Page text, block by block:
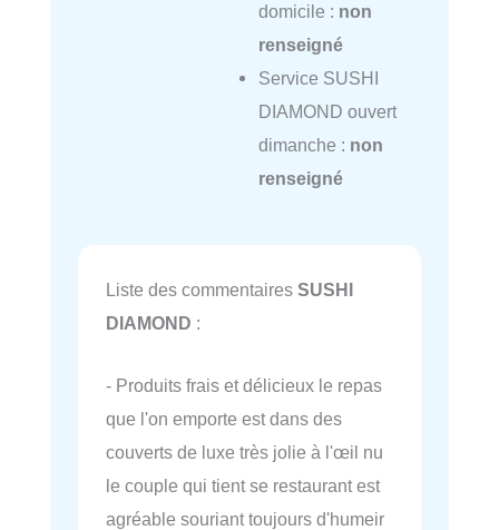
domicile : non
renseigné
Service SUSHI
DIAMOND ouvert
dimanche : non
renseigné
Liste des commentaires SUSHI
DIAMOND :
- Produits frais et délicieux le repas
que l'on emporte est dans des
couverts de luxe très jolie à l'œil nu
le couple qui tient se restaurant est
agréable souriant toujours d'humeir